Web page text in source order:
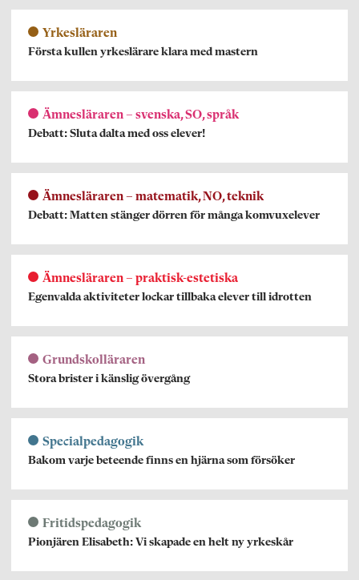
Yrkesläraren
Första kullen yrkeslärare klara med mastern
Ämnesläraren – svenska, SO, språk
Debatt: Sluta dalta med oss elever!
Ämnesläraren – matematik, NO, teknik
Debatt: Matten stänger dörren för många komvuxelever
Ämnesläraren – praktisk-estetiska
Egenvalda aktiviteter lockar tillbaka elever till idrotten
Grundskolläraren
Stora brister i känslig övergång
Specialpedagogik
Bakom varje beteende finns en hjärna som försöker
Fritidspedagogik
Pionjären Elisabeth: Vi skapade en helt ny yrkeskår